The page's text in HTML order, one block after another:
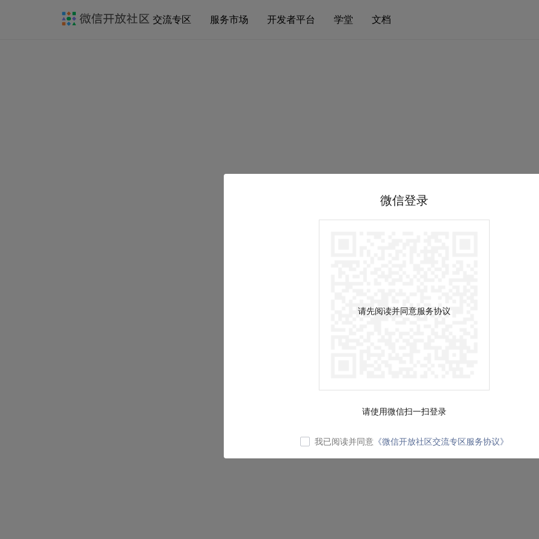
交流专区 服务市场 开发者平台 学堂 文档
微信登录
请先阅读并同意服务协议
请使用微信扫一扫登录
我已阅读并同意 《微信开放社区交流专区服务协议》